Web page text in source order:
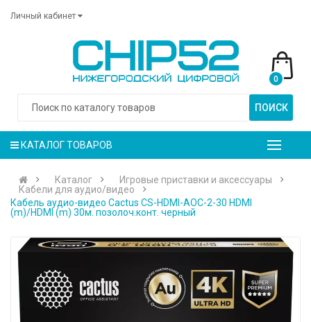
Личный кабинет
ПОИСК
0
КАТАЛОГ ТОВАРОВ
Каталог
Игровые приставки и аксессуары
Кабели для аудио/видео
Кабель аудио-видео Cactus CS-HDMI-AOC-2-30 HDMI
(m)/HDMI (m) 30м. позолоч.конт. черный